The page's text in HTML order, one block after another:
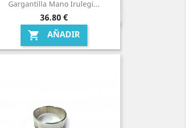
Gargantilla Mano Irulegi...
Precio
36,80 €
 AÑADIR